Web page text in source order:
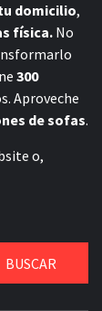
domicilio,
física. No
300
Aproveche
de sofas.
o,